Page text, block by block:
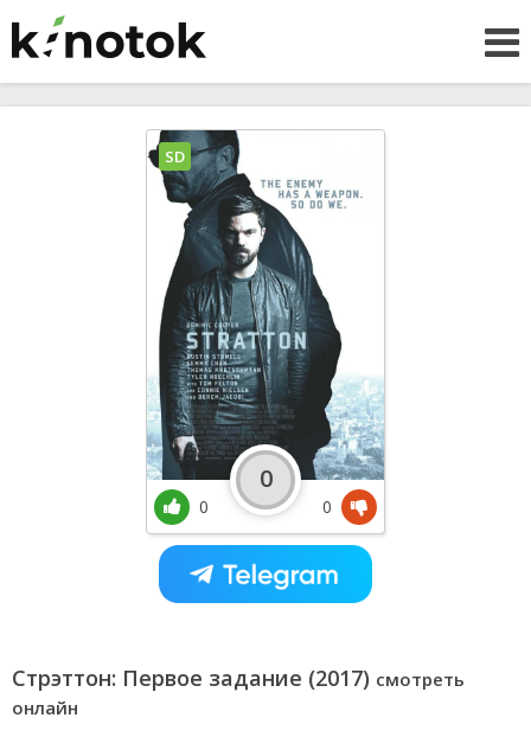
Стрэттон: Первое задание (2017) смотреть
онлайн
SD
0
0
0